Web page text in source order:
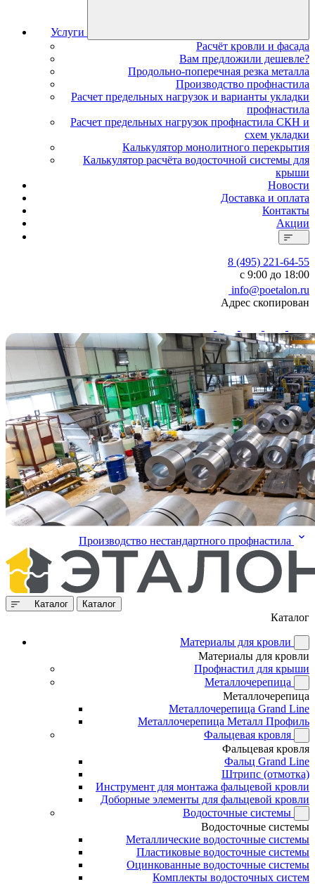
Услуги
Расчёт кровли и фасада
Вам предложили дешевле?
Продольно-поперечная резка металла
Производство профнастила
Расчет предельных нагрузок и варианты укладки
профнастила
Расчет предельных нагрузок профнастила СКН и
схем укладки
Калькулятор монолитного перекрытия
Калькулятор расчёта водосточной системы для
крыши
Новости
Доставка и оплата
Контакты
Акции
8 (495) 221-64-55
с 9:00 до 18:00
info@poetalon.ru
Адрес скопирован
Производство нестандартного профнастила
Каталог Каталог
Каталог
Материалы для кровли
Материалы для кровли
Профнастил для крыши
Металлочерепица
Металлочерепица
Металлочерепица Grand Line
Металлочерепица Металл Профиль
Фальцевая кровля
Фальцевая кровля
Фальц Grand Line
Штрипс (отмотка)
Инструмент для монтажа фальцевой кровли
Доборные элементы для фальцевой кровли
Водосточные системы
Водосточные системы
Металлические водосточные системы
Пластиковые водосточные системы
Оцинкованные водосточные системы
Комплекты водосточных систем